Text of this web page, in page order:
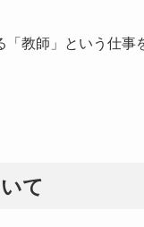
教師」という仕事
て